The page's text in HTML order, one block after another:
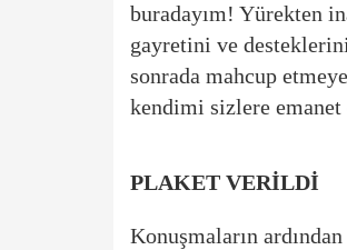
buradayım! Yürekten
gayretini ve
sonrada mahcup
kendimi sizlere
PLAKET VERİLDİ
Konuşmaların